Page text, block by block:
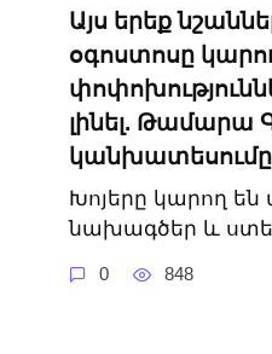
Այս երեք
օգոստոսը
լինել. Թամարա
կանխատեսումը
Խոյերը կարող են
նախագծեր և
0 848